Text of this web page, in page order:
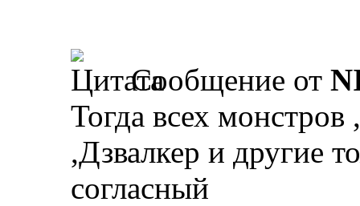
Сообщение от
Тогда всех
,Дзвалкер и другие
согласный